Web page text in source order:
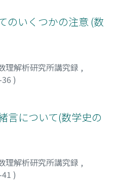
のいくつかの注意 (数
理解析研究所講究録 ,
)
言について(数学史の
理解析研究所講究録 ,
)